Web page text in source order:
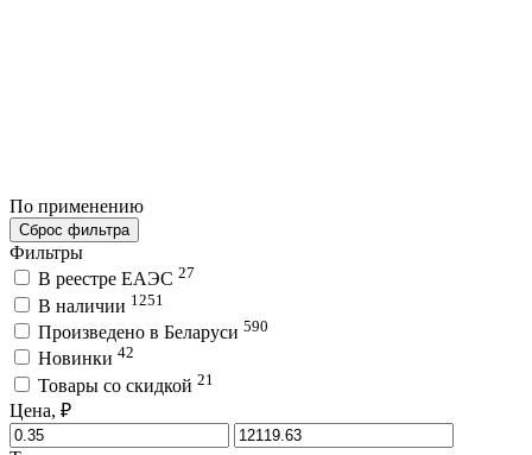
По применению
Сброс фильтра
Фильтры
В реестре ЕАЭС 27
В наличии 1251
Произведено в Беларуси 590
Новинки 42
Товары со скидкой 21
Цена, ₽